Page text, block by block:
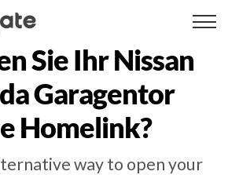
Sie IhrNissan
Garagentor
Homelink?
way to open your